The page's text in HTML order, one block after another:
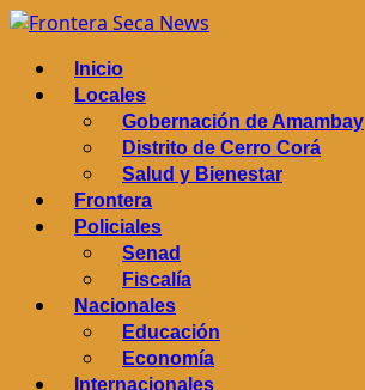
Saltar
contenido
Menú
principal
Inicio
Locales
Gobernación de Amambay
Distrito de Cerro Corá
Salud y Bienestar
Frontera
Policiales
Senad
Fiscalía
Nacionales
Educación
Economía
Internacionales